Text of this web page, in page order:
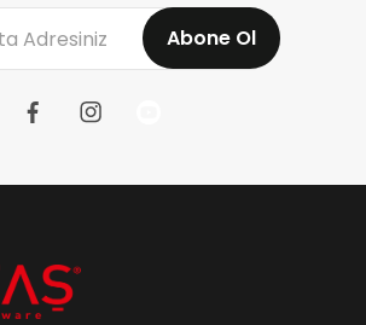
Abone Ol